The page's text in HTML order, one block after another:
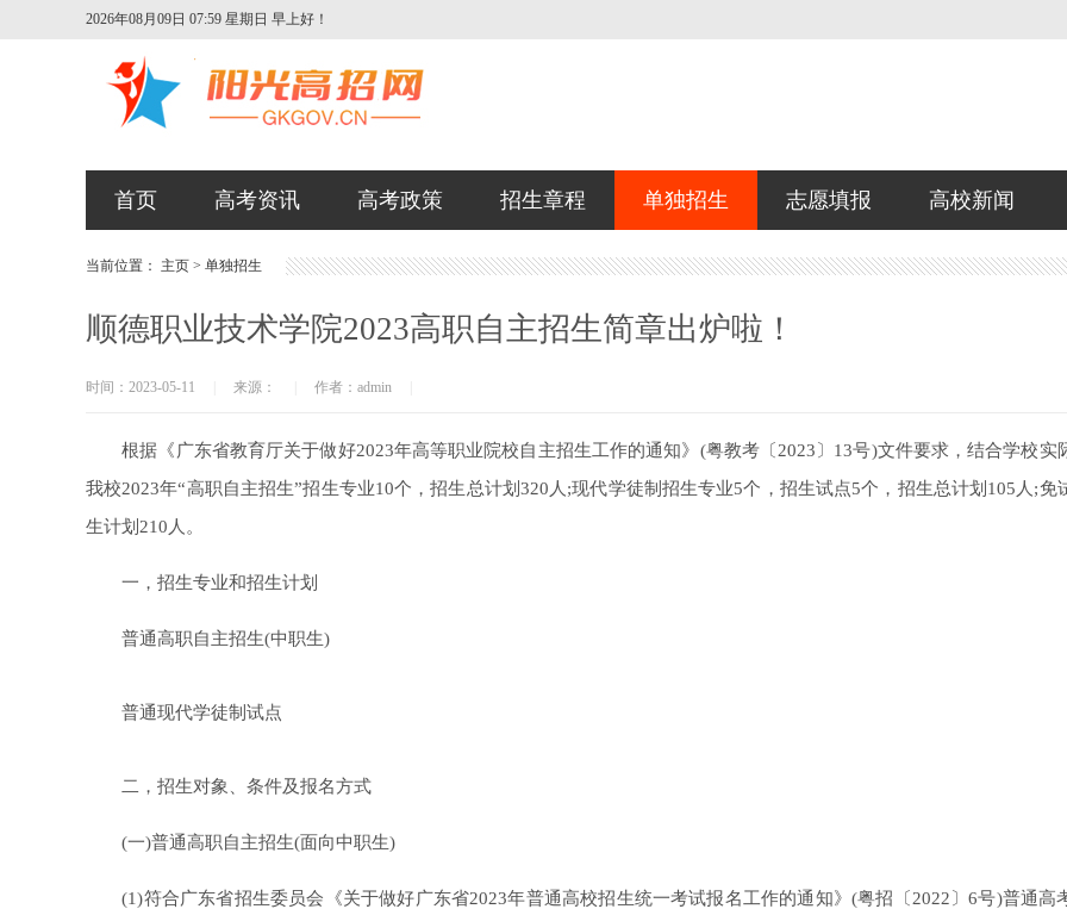
2026年08月09日 07:59 星期日 早上好！
首页 高考资讯 高考政策 招生章程 单独招生 志愿填报 高校新闻
当前位置： 主页 > 单独招生
顺德职业技术学院2023高职自主招生简章出炉啦！
时间：2023-05-11 来源： 作者：admin
根据《广东省教育厅关于做好2023年高等职业院校自主招生工作的通知》(粤教考〔2023〕13号)文件要求，结合学校实
我校2023年“高职自主招生”招生专业10个，招生总计划320人;现代学徒制招生专业5个，招生试点5个，招生总计划105人;免
生计划210人。
一，招生专业和招生计划
普通高职自主招生(中职生)
普通现代学徒制试点
二，招生对象、条件及报名方式
(一)普通高职自主招生(面向中职生)
(1)符合广东省招生委员会《关于做好广东省2023年普通高校招生统一考试报名工作的通知》(粤招〔2022〕6号)普通高